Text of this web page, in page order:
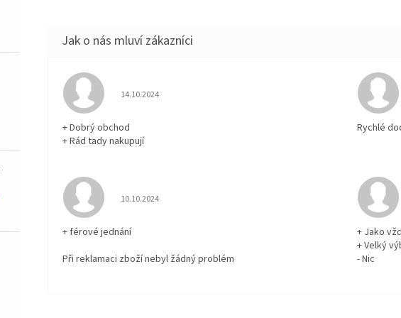
Hodnocení obchodu je 5 z 5 hvězdiček.
14.10.2024
+ Dobrý obchod
+ Rád tady nakupují
Rychlé
Hodnocení obchodu je 5 z 5 hvězdiček.
10.10.2024
+ férové jednání
Při reklamaci zboží nebyl žádný problém
+ Jako
+ Velký
- Nic